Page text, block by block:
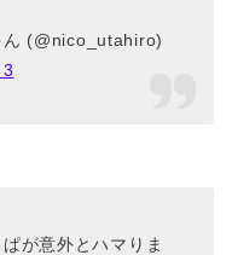
(@nico_utahiro)
が意外とハマりま